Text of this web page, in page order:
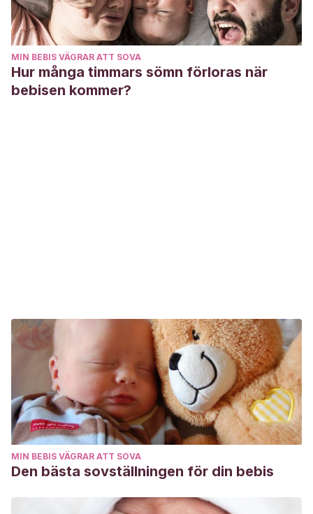
MIN BEBIS VÄGRAR ATT SOVA
Hur många timmars sömn förloras när
bebisen kommer?
MIN BEBIS VÄGRAR ATT SOVA
Den bästa sovställningen för din bebis